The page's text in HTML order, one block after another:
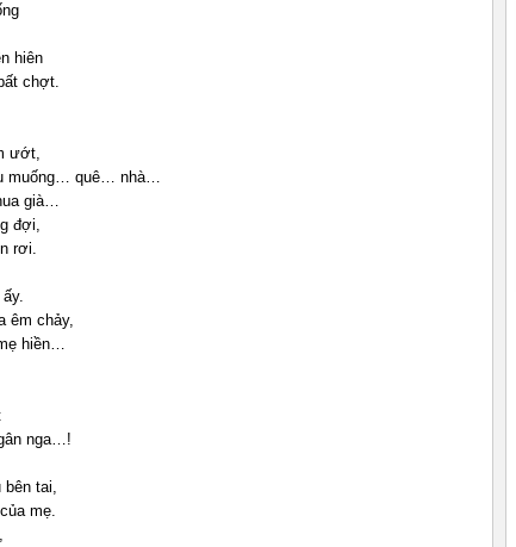
hiên
chợt.
ướt,
muống… quê… nhà…
già…
đợi,
rơi.
êm chảy,
hiền…
nga…!
bên tai,
mẹ.